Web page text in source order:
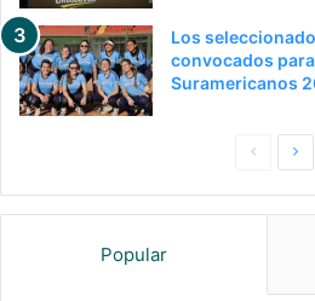
Los
convocados
Suramericanos
Pagina
Popular